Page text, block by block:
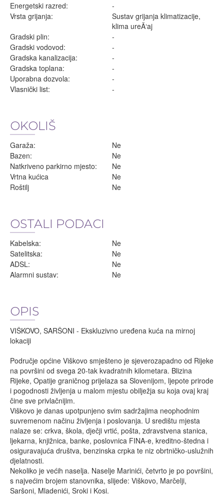
Energetski razred:
-
Vrsta grijanja:
Sustav grijanja klimatizacije,
klima ureÄ‘aj
Gradski plin:
-
Gradski vodovod:
-
Gradska kanalizacija:
-
Gradska toplana:
-
Uporabna dozvola:
-
Vlasnički list:
-
OKOLIŠ
Garaža:
Ne
Bazen:
Ne
Natkriveno parkirno mjesto:
Ne
Vrtna kućica
Ne
Roštilj
Ne
OSTALI PODACI
Kabelska:
Ne
Satelitska:
Ne
ADSL:
Ne
Alarmni sustav:
Ne
OPIS
VIŠKOVO, SARŠONI - Ekskluzivno uređena kuća na mirnoj
lokaciji
Područje općine Viškovo smješteno je sjeverozapadno od Rijeke
na površini od svega 20-tak kvadratnih kilometara. Blizina
Rijeke, Opatije graničnog prijelaza sa Slovenijom, ljepote prirode
i pogodnosti življenja u malom mjestu obilježja su koja ovaj kraj
čine sve privlačnijim.
Viškovo je danas upotpunjeno svim sadržajima neophodnim
suvremenom načinu življenja i poslovanja. U središtu mjesta
nalaze se: crkva, škola, dječji vrtić, pošta, zdravstvena stanica,
ljekarna, knjižnica, banke, poslovnica FINA-e, kreditno-štedna i
osiguravajuća društva, benzinska crpka te niz obrtničko-uslužnih
djelatnosti.
Nekoliko je većih naselja. Naselje Marinići, četvrto je po površini,
s najvećim brojem stanovnika, slijede: Viškovo, Marčelji,
Saršoni, Mladenići, Sroki i Kosi.